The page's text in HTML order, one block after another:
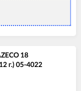
18
г.) 05-4022